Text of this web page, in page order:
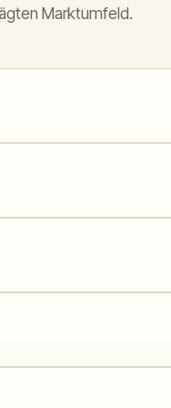
Marktumfeld.